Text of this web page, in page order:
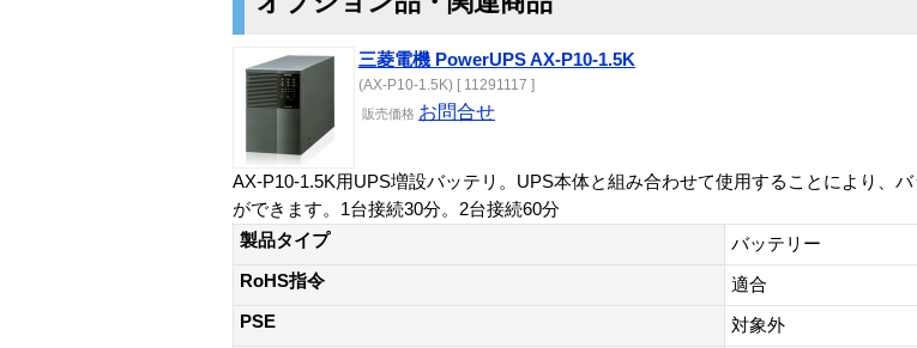
三菱電機 PowerUPS AX-P10-1.5K
(AX-P10-1.5K) [ 11291117 ]
販売価格 お問合せ
AX-P10-1.5K用UPS増設バッテリ。UPS本体と組み合わせて使用することにより、
ができます。1台接続30分。2台接続60分
製品タイプ
バッテリー
RoHS指令
適合
PSE
対象外